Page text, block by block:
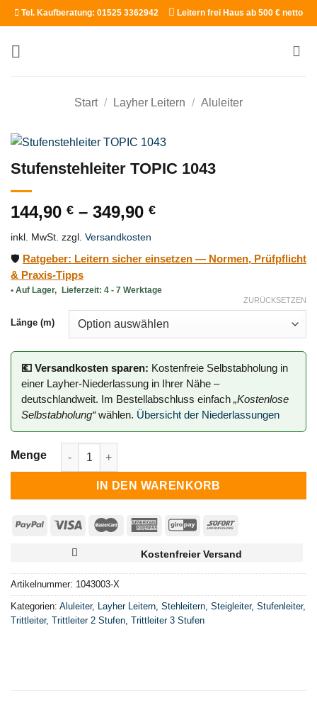
Zum
Inhalt
springen
Tel. Kaufberatung: 01525 3362942 Leitern frei Haus ab 500 € netto
Start / Layher Leitern / Aluleiter
Stufenstehleiter TOPIC 1043
144,90 € – 349,90 €
inkl. MwSt. zzgl. Versandkosten
🛡️ Ratgeber: Leitern sicher einsetzen — Normen, Prüfpflicht
& Praxis-Tipps
Lieferzeit: 4 - 7 Werktage
Länge (m)
ZURÜCKSETZEN
💶 Versandkosten sparen: Kostenfreie Selbstabholung in
einer Layher-Niederlassung in Ihrer Nähe –
deutschlandweit. Im Bestellabschluss einfach „Kostenlose
Selbstabholung“wählen. Übersicht der Niederlassungen
Stufenstehleiter TOPIC 1043 Menge
IN DEN WARENKORB
Kostenfreier Versand
Artikelnummer: 1043003-X
Kategorien: Aluleiter, Layher Leitern, Stehleitern, Steigleiter, Stufenleiter,
Trittleiter, Trittleiter 2 Stufen, Trittleiter 3 Stufen